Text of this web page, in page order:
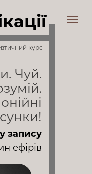
курс
Чуй.
запису
ефірів